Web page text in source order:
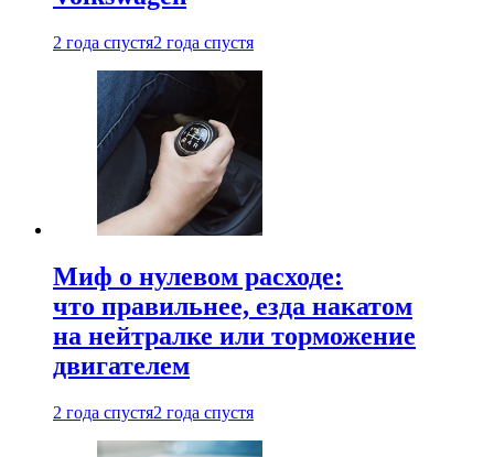
2 года спустя2 года спустя
Миф о нулевом расходе:
что правильнее, езда накатом
на нейтралке или торможение
двигателем
2 года спустя2 года спустя